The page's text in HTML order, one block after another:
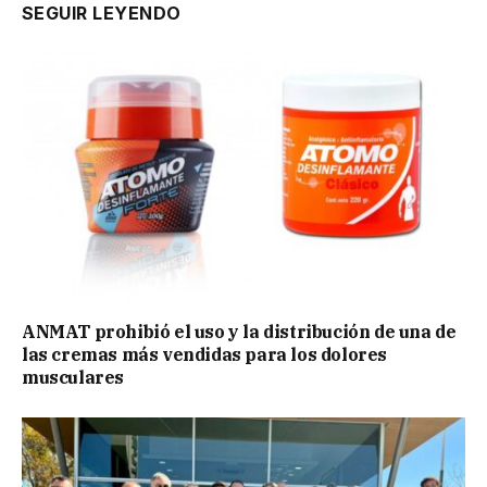
SEGUIR LEYENDO
ANMAT prohibió el uso y la distribución de una de
las cremas más vendidas para los dolores
musculares